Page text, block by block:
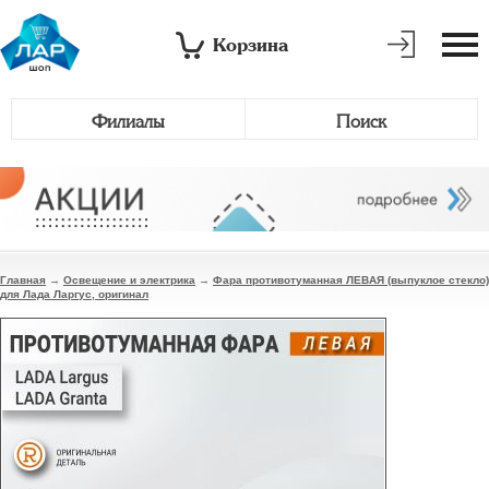
Корзина
Филиалы Поиск
Главная → Освещение и электрика → Фара противотуманная ЛЕВАЯ (выпуклое стекло)
для Лада Ларгус, оригинал